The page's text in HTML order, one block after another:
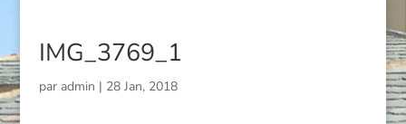
IMG_3769_1
par admin | 28 Jan, 2018